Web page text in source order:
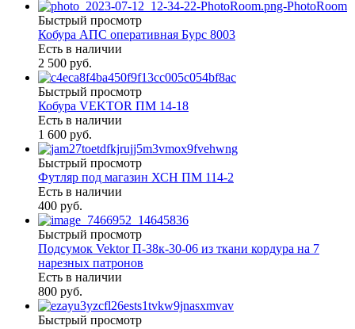
Быстрый просмотр
Кобура АПС оперативная Бурс 8003
Есть в наличии
2 500 руб.
Быстрый просмотр
Кобура VEKTOR ПМ 14-18
Есть в наличии
1 600 руб.
Быстрый просмотр
Футляр под магазин ХСН ПМ 114-2
Есть в наличии
400 руб.
Быстрый просмотр
Подсумок Vektor П-38к-30-06 из ткани кордура на 7
нарезных патронов
Есть в наличии
800 руб.
Быстрый просмотр